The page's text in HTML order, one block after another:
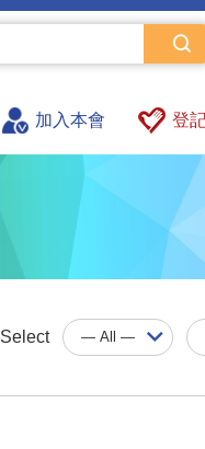
加入本會 登
Select